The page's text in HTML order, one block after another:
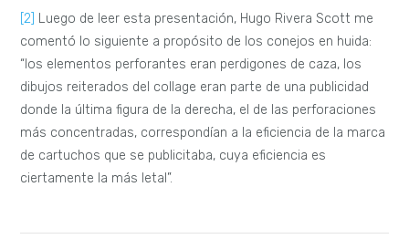
[2] Luego de leer esta presentación, Hugo Rivera Scott me
comentó lo siguiente a propósito de los conejos en huida:
“los elementos perforantes eran perdigones de caza, los
dibujos reiterados del collage eran parte de una publicidad
donde la última figura de la derecha, el de las perforaciones
más concentradas, correspondían a la eficiencia de la marca
de cartuchos que se publicitaba, cuya eficiencia es
ciertamente la más letal”.